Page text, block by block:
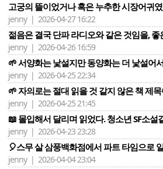
고궁의 뜰이었거나 혹은 누추한 시장어귀
jenny | 2026-04-27 16:22
젊음은 결국 단파 라디오와 같은 것임을, 좋
jenny | 2026-04-26 16:59
🌱 서양화는 낯설지만 동양화는 더 낯설어
jenny | 2026-04-25 22:34
🌱 자의로는 절대 읽을 것 같지 않은 책 제
jenny | 2026-04-25 21:45
📖 몰입해서 달리며 읽었다. 청소년 SF소설
jenny | 2026-04-23 23:28
🎈스무 살 삼풍백화점에서 파트 타임으로
jenny | 2026-04-04 23:04